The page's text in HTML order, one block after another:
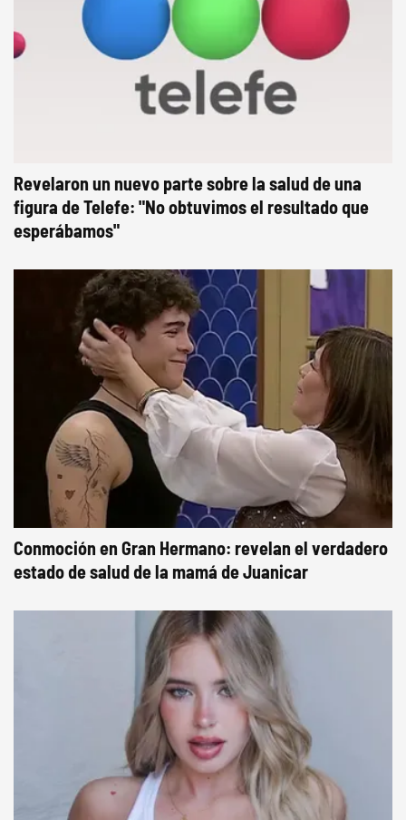
Revelaron un nuevo parte sobre la salud de una
figura de Telefe: "No obtuvimos el resultado que
esperábamos"
Conmoción en Gran Hermano: revelan el verdadero
estado de salud de la mamá de Juanicar